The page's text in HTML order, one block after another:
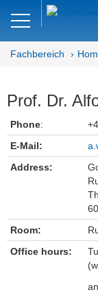
DE
Economic
Department
Home
Prof. Dr. Alfons
Inga
Research
Fachbereich
Prof. Dr.
Phone:
E-Mail:
Address:
Room:
Office hours: